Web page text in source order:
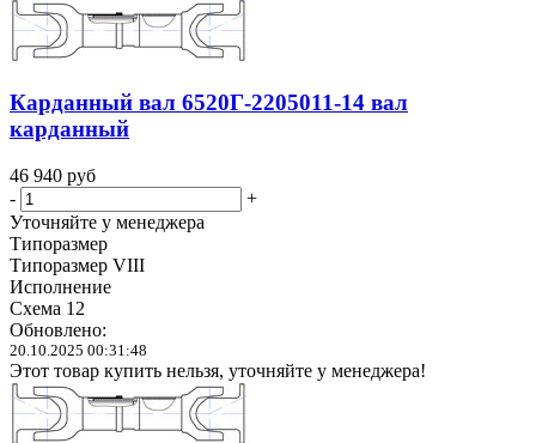
Карданный вал 6520Г-2205011-14 вал
карданный
46 940 руб
-
+
Уточняйте у менеджера
Типоразмер
Типоразмер VIII
Исполнение
Схема 12
Обновлено:
20.10.2025 00:31:48
Этот товар купить нельзя, уточняйте у менеджера!